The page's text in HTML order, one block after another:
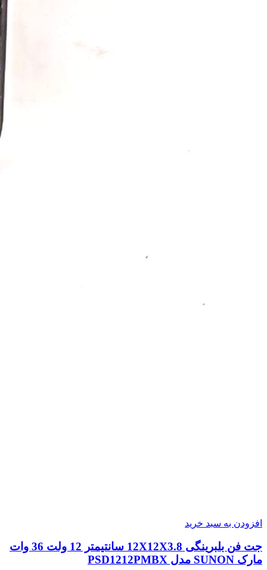
افزودن به سبد خرید
جت فن بلبرینگی 12X12X3.8 سانتیمتر 12 ولت 36 وات
مارک SUNON مدل PSD1212PMBX